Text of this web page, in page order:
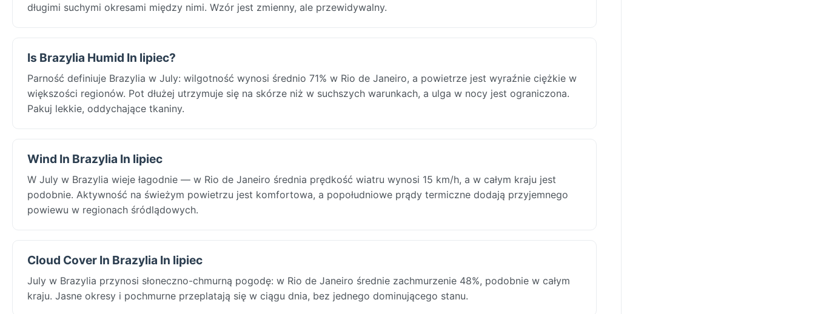
długimi suchymi okresami między nimi. Wzór jest zmienny, ale przewidywalny.
Is Brazylia Humid In lipiec?
Parność definiuje Brazylia w July: wilgotność wynosi średnio 71% w Rio de Janeiro, a powietrze jest wyraźnie ciężkie w
większości regionów. Pot dłużej utrzymuje się na skórze niż w suchszych warunkach, a ulga w nocy jest ograniczona.
Pakuj lekkie, oddychające tkaniny.
Wind In Brazylia In lipiec
W July w Brazylia wieje łagodnie — w Rio de Janeiro średnia prędkość wiatru wynosi 15 km/h, a w całym kraju jest
podobnie. Aktywność na świeżym powietrzu jest komfortowa, a popołudniowe prądy termiczne dodają przyjemnego
powiewu w regionach śródlądowych.
Cloud Cover In Brazylia In lipiec
July w Brazylia przynosi słoneczno-chmurną pogodę: w Rio de Janeiro średnie zachmurzenie 48%, podobnie w całym
kraju. Jasne okresy i pochmurne przeplatają się w ciągu dnia, bez jednego dominującego stanu.